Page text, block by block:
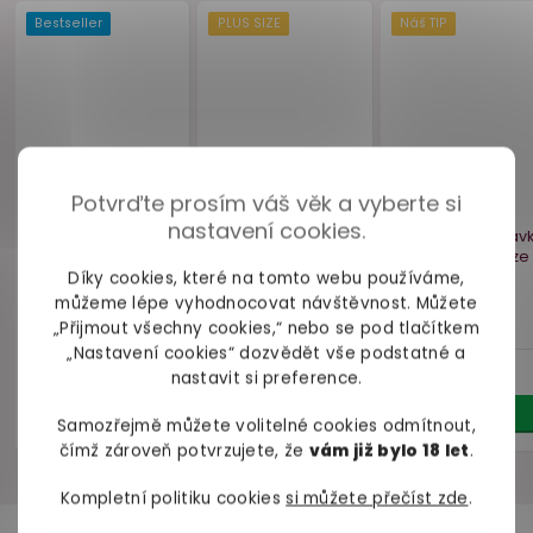
Potvrďte prosím váš věk a vyberte si
nastavení cookies.
Díky cookies, které na tomto webu používáme,
můžeme lépe vyhodnocovat návštěvnost. Můžete
„Přijmout všechny cookies,“ nebo se pod tlačítkem
„Nastavení cookies“ dozvědět vše podstatné a
nastavit si preference.
Samozřejmě můžete volitelné cookies odmítnout,
čímž zároveň potvrzujete, že vám již bylo 18 let.
Kompletní politiku cookiessi můžete přečíst zde.
tvaru penisu
90 cm
skladem
209 Kč
plyšovým penisem
skladem
299 Kč
Do košíku
Blow Me